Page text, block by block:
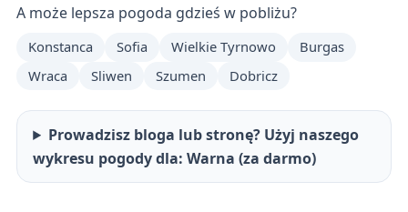
A może lepsza pogoda gdzieś w pobliżu?
Konstanca Sofia Wielkie Tyrnowo
Burgas
Wraca
Sliwen Szumen Dobricz
Prowadzisz bloga lub stronę? Użyj naszego
wykresu pogody dla: Warna (za darmo)